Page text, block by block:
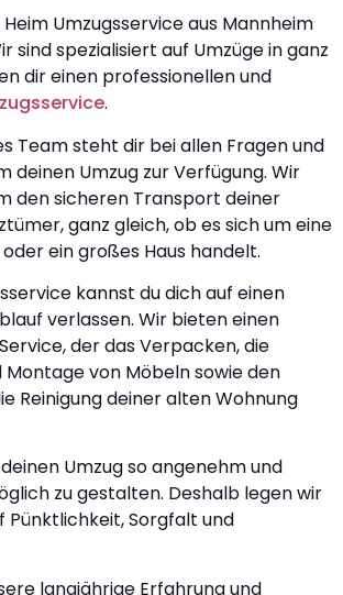
Umzugsservice aus Mannheim
sind spezialisiert auf Umzüge in ganz
dir einen professionellen und
.
Team steht dir bei allen Fragen und
deinen Umzug zur Verfügung. Wir
den sicheren Transport deiner
ganz gleich, ob es sich um eine
ein großes Haus handelt.
kannst du dich auf einen
verlassen. Wir bieten einen
der das Verpacken, die
von Möbeln sowie den
Reinigung deiner alten Wohnung
Umzug so angenehm und
zu gestalten. Deshalb legen wir
Sorgfalt und
langjährige Erfahrung und